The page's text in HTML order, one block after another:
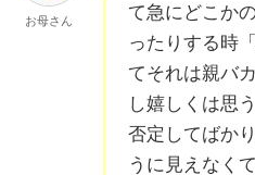
お母さん
て急にどこか
ったりする時
てそれは親バ
し嬉しくは思
否定してばか
うに見えなく